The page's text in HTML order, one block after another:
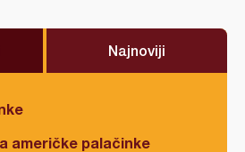
Najnoviji
američke palačinke